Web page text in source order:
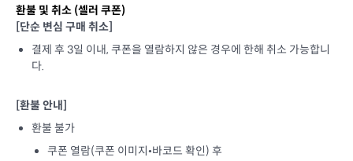
환불 및 취소 (셀러 쿠폰)
[단순 변심 구매 취소]
결제 후 3일 이내, 쿠폰을 열람하지 않은 경우에 한해 취소 가능합니
다.
[환불 안내]
환불 불가
쿠폰 열람(쿠폰 이미지•바코드 확인) 후